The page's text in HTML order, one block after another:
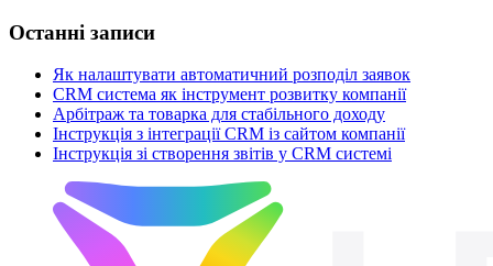
Останні записи
Як налаштувати автоматичний розподіл заявок
CRM система як інструмент розвитку компанії
Арбітраж та товарка для стабільного доходу
Інструкція з інтеграції CRM із сайтом компанії
Інструкція зі створення звітів у CRM системі